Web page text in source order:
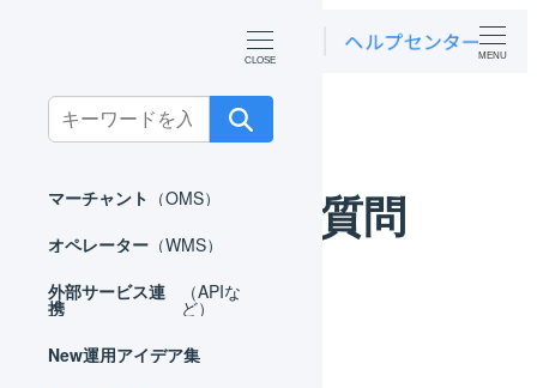
Search
for:
マーチャント （OMS）
オペレーター （WMS）
外部サービス連
携
（APIな
ど）
New運用アイデア集
MENU
よくある質問
よくある質問